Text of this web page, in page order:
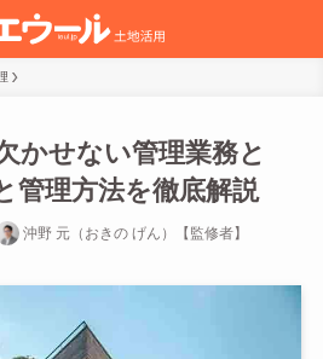
かせない管理業務と
管理方法を徹底解説
沖野 元（おきの げん）【監修者】